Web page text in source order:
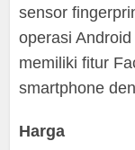
sensor
operasi
memiliki fitur
smartphone
Harga